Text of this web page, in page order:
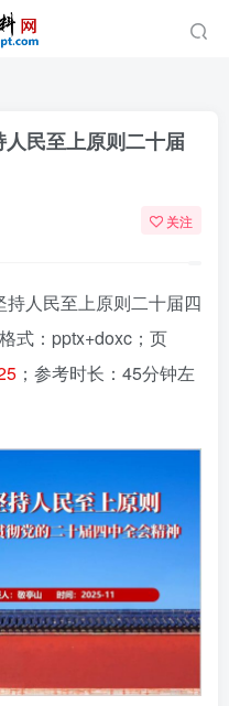
民至上原则二十届
关注
人民至上原则二十届四
式：pptx+doxc；页
；参考时长：45分钟左